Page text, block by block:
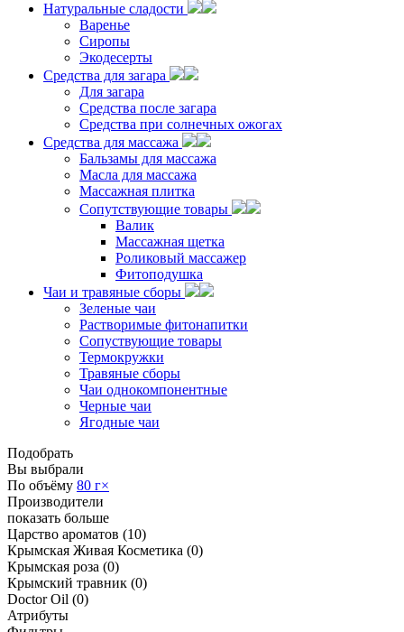
Натуральные сладости
Варенье
Сиропы
Экодесерты
Средства для загара
Для загара
Средства после загара
Средства при солнечных ожогах
Средства для массажа
Бальзамы для массажа
Масла для массажа
Массажная плитка
Сопутствующие товары
Валик
Массажная щетка
Роликовый массажер
Фитоподушка
Чаи и травяные сборы
Зеленые чаи
Растворимые фитонапитки
Сопуствующие товары
Термокружки
Травяные сборы
Чаи однокомпонентные
Черные чаи
Ягодные чаи
Подобрать
Вы выбрали
По объёму 80 г×
Производители
показать больше
Царство ароматов (10)
Крымская Живая Косметика (0)
Крымская роза (0)
Крымский травник (0)
Doctor Oil (0)
Атрибуты